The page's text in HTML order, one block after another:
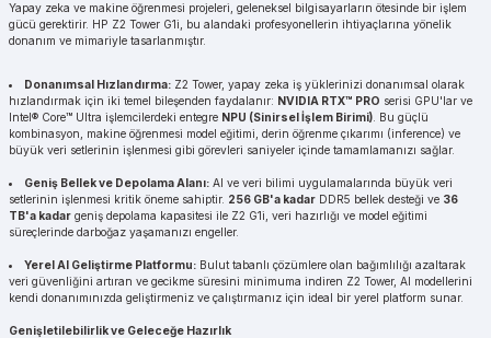
Yapay zeka ve makine öğrenmesi projeleri, geleneksel bilgisayarların ötesinde bir işlem
gücü gerektirir. HP Z2 Tower G1i, bu alandaki profesyonellerin ihtiyaçlarına yönelik
donanım ve mimariyle tasarlanmıştır.
Donanımsal Hızlandırma: Z2 Tower, yapay zeka iş yüklerinizi donanımsal olarak
hızlandırmak için iki temel bileşenden faydalanır: NVIDIA RTX™ PRO serisi GPU'lar ve
Intel® Core™ Ultra işlemcilerdeki entegre NPU (Sinirsel İşlem Birimi) . Bu güçlü
kombinasyon, makine öğrenmesi model eğitimi, derin öğrenme çıkarımı (inference) ve
büyük veri setlerinin işlenmesi gibi görevleri saniyeler içinde tamamlamanızı sağlar.
Geniş Bellek ve Depolama Alanı: AI ve veri bilimi uygulamalarında büyük veri
setlerinin işlenmesi kritik öneme sahiptir. 256 GB'a kadar DDR5 bellek desteği ve 36
TB'a kadar geniş depolama kapasitesi ile Z2 G1i, veri hazırlığı ve model eğitimi
süreçlerinde darboğaz yaşamanızı engeller.
Yerel AI Geliştirme Platformu: Bulut tabanlı çözümlere olan bağımlılığı azaltarak
veri güvenliğini artıran ve gecikme süresini minimuma indiren Z2 Tower, AI modellerini
kendi donanımınızda geliştirmeniz ve çalıştırmanız için ideal bir yerel platform sunar.
Genişletilebilirlik ve Geleceğe Hazırlık